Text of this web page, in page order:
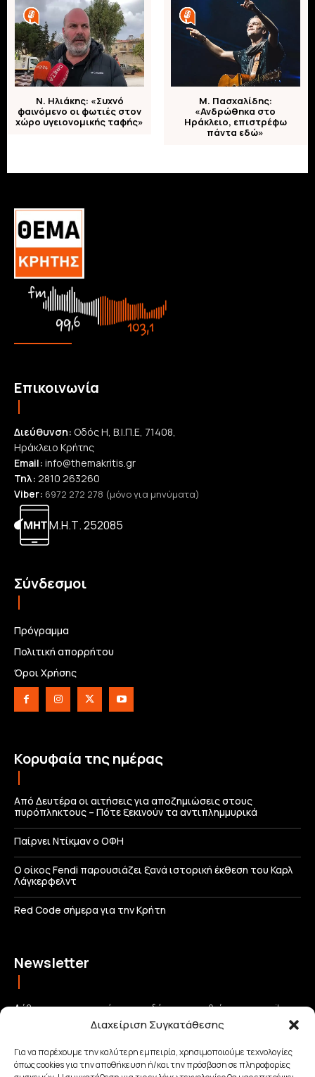
Διαχείριση Συγκατάθεσης
Για να παρέχουμε την καλύτερη εμπειρία, χρησιμοποιούμε τεχνολογίες
όπως cookies για την αποθήκευση ή/και την πρόσβαση σε πληροφορίες
Ν. Ηλιάκης: «Συχνό
φαινόμενο οι φωτιές στον
χώρο υγειονομικής ταφής»
Μ. Πασχαλίδης:
«Ανδρώθηκα στο
Ηράκλειο, επιστρέφω
πάντα εδώ»
Επικοινωνία
Διεύθυνση: Οδός Η, Β.Ι.Π.Ε, 71408,
Ηράκλειο Κρήτης
Email: info@themakritis.gr
Τηλ: 2810 263260
Viber: 6972 272 278 (μόνο για μηνύματα)
Μ.Η.Τ. 252085
Σύνδεσμοι
Πρόγραμμα
Πολιτική απορρήτου
Όροι Χρήσης
Κορυφαία της ημέρας
Από Δευτέρα οι αιτήσεις για αποζημιώσεις στους
πυρόπληκτους – Πότε ξεκινούν τα αντιπλημμυρικά
Παίρνει Ντίκμαν ο ΟΦΗ
Ο οίκος Fendi παρουσιάζει ξανά ιστορική έκθεση του Καρλ
Λάγκερφελντ
Red Code σήμερα για την Κρήτη
Newsletter
Λάβετε τις σημαντικότερες ειδήσεις απευθείας στο email σας
και μείνετε πάντα συνδεδεμένοι με την Κρήτη!